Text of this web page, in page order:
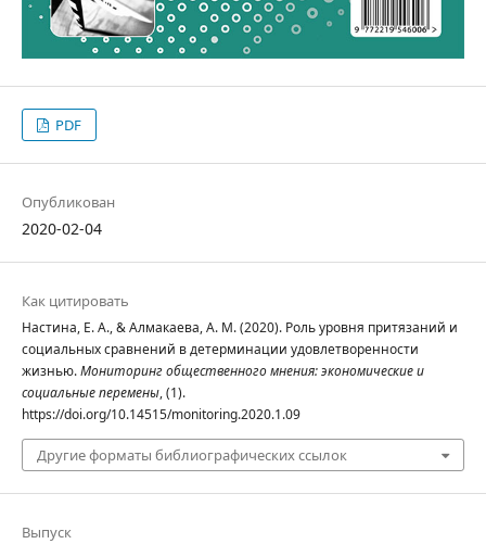
PDF
Опубликован
2020-02-04
Как цитировать
Настина, Е. А., & Алмакаева, А. М. (2020). Роль уровня притязаний и
социальных сравнений в детерминации удовлетворенности
жизнью.Мониторинг общественного мнения: экономические и
социальные перемены, (1).
https://doi.org/10.14515/monitoring.2020.1.09
Другие форматы библиографических ссылок
Выпуск